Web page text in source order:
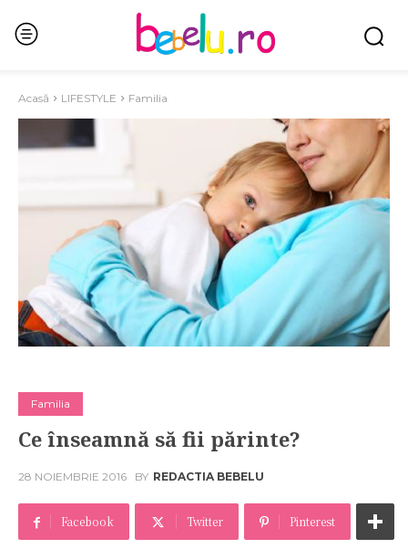
Acasă LIFESTYLE Familia
Familia
Ce înseamnă să fii părinte?
28 NOIEMBRIE 2016 BY REDACTIA BEBELU
Facebook Twitter Pinterest